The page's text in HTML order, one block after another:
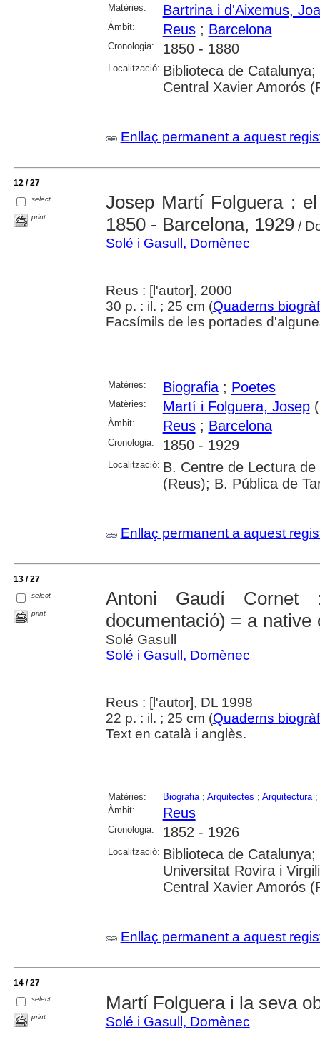
Matèries: Bartrina i d'Aixemus,
Àmbit: Reus; Barcelona
Cronologia: 1850 - 1880
Localització: Biblioteca de
Central Xavier Amorós
Enllaç permanent a aquest
12 / 27
select
print
Josep Martí Folguera :
1850 - Barcelona, 1929/
Solé i Gasull, Domènec
Reus : [l'autor], 2000
30 p. : il. ; 25 cm (Quaderns
Facsímils de les portades
Matèries: Biografia; Poetes
Matèries: Martí i Folguera, Josep
Àmbit: Reus; Barcelona
Cronologia: 1850 - 1929
Localització: B. Centre de Lectura
(Reus); B. Pública de
Enllaç permanent a aquest
13 / 27
select
print
Antoni Gaudí
documentació) = a
Solé Gasull
Solé i Gasull, Domènec
Reus : [l'autor], DL 1998
22 p. : il. ; 25 cm (Quaderns
Text en català i anglès.
Matèries: Biografia; Arquitectes ; Arquitectura;
Àmbit:
Reus
Cronologia: 1852 - 1926
Localització: Biblioteca de
Universitat Rovira i
Central Xavier Amorós
Enllaç permanent a aquest
14 / 27
select
print
Martí Folguera i la seva
Solé i Gasull, Domènec